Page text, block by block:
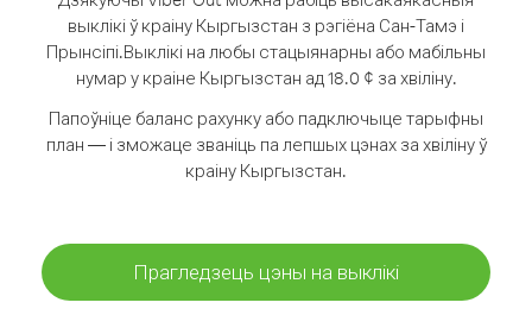
выклікі ў краіну Кыргызстан з рэгіёна Сан-Тамэ і
Прынсіпі.Выклікі на любы стацыянарны або мабільны
нумар у краіне Кыргызстан ад 18.0 ¢ за хвіліну.
Папоўніце баланс рахунку або падключыце тарыфны
план — і зможаце званіць па лепшых цэнах за хвіліну ў
краіну Кыргызстан.
Прагледзець цэны на выклікі